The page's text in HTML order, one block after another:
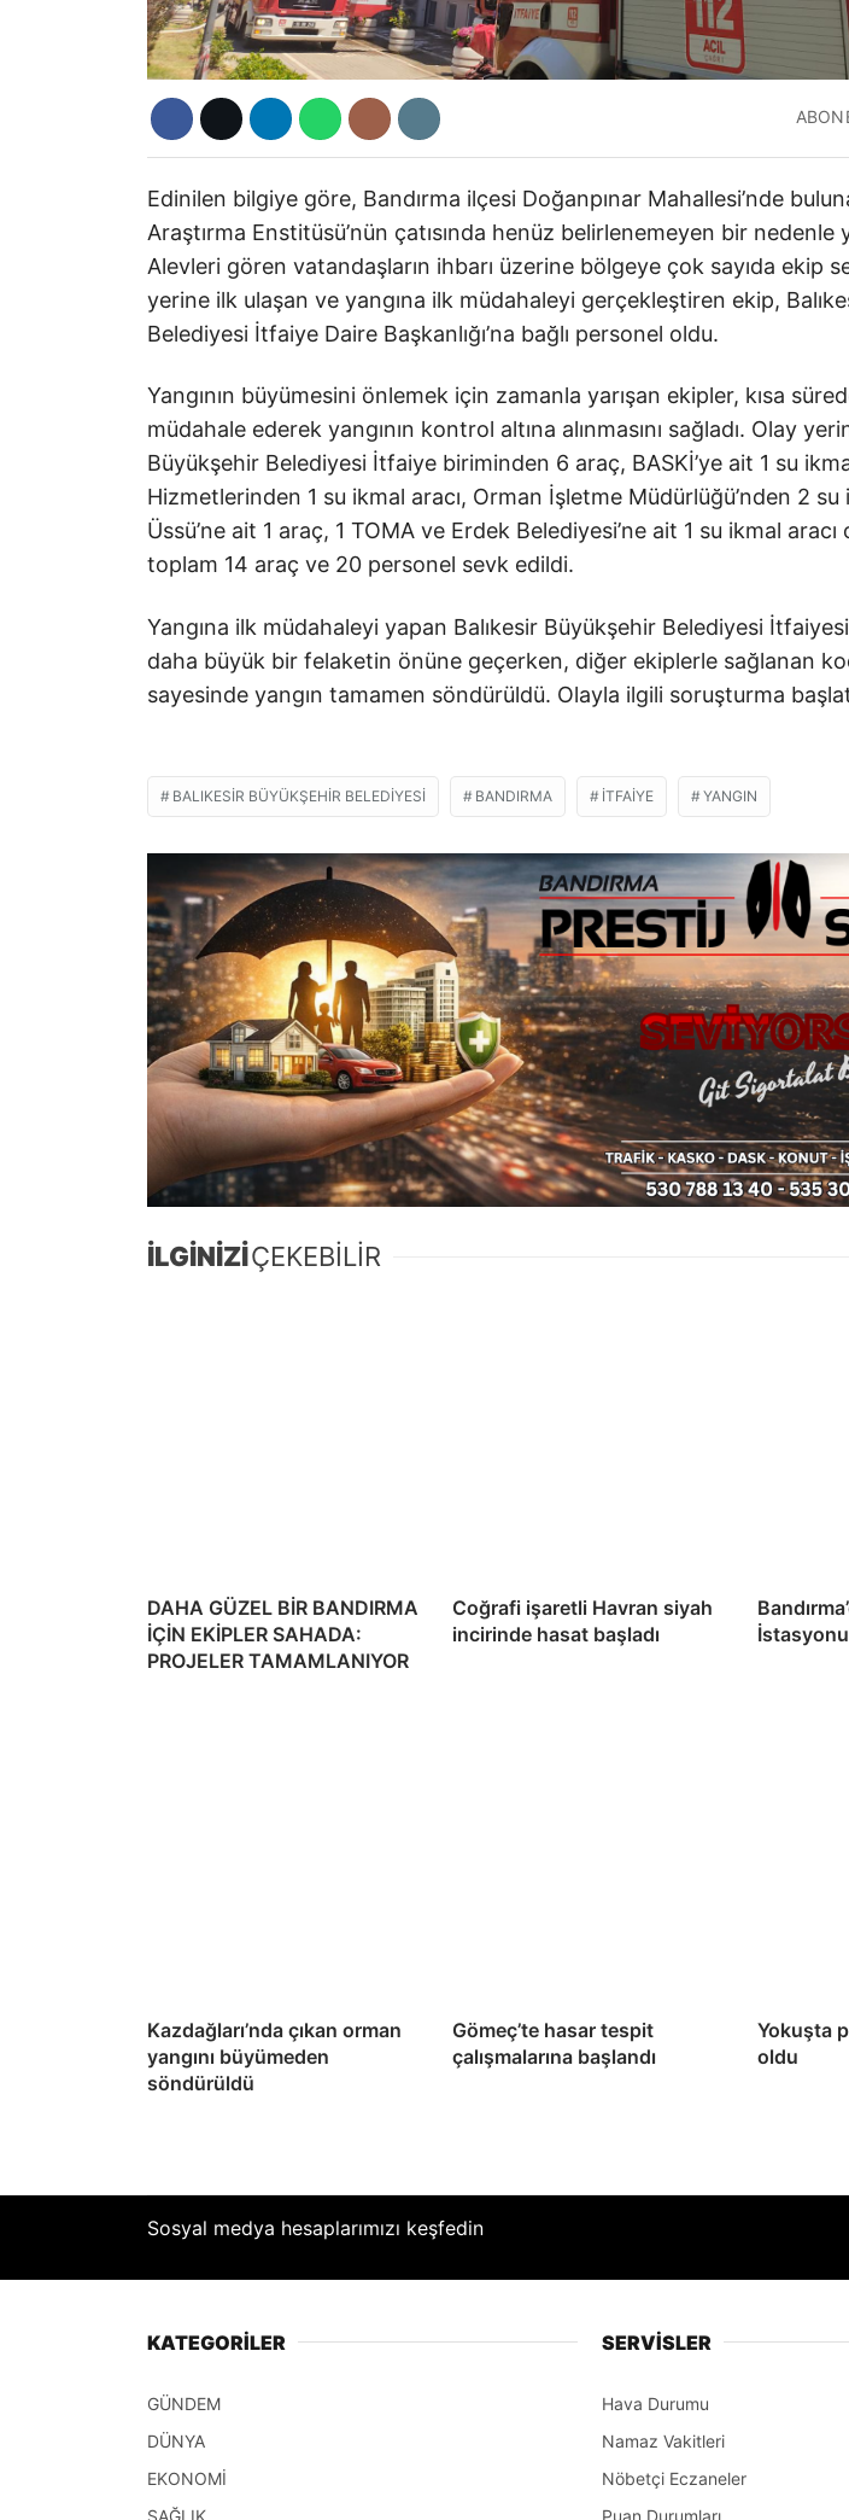
Edinilen bilgiye göre, Bandırma ilçesi Doğanpınar Mahallesi’nde
Araştırma Enstitüsü’nün çatısında henüz belirlenemeyen bir nedenle
Alevleri gören vatandaşların ihbarı üzerine bölgeye çok sayıda ekip
yerine ilk ulaşan ve yangına ilk müdahaleyi gerçekleştiren ekip,
Belediyesi İtfaiye Daire Başkanlığı’na bağlı personel oldu.
Yangının büyümesini önlemek için zamanla yarışan ekipler, kısa
müdahale ederek yangının kontrol altına alınmasını sağladı. Olay
Büyükşehir Belediyesi İtfaiye biriminden 6 araç, BASKİ’ye ait 1 su
Hizmetlerinden 1 su ikmal aracı, Orman İşletme Müdürlüğü’nden 2 su
Üssü’ne ait 1 araç, 1 TOMA ve Erdek Belediyesi’ne ait 1 su ikmal
toplam 14 araç ve 20 personel sevk edildi.
Yangına ilk müdahaleyi yapan Balıkesir Büyükşehir Belediyesi
daha büyük bir felaketin önüne geçerken, diğer ekiplerle sağlanan
sayesinde yangın tamamen söndürüldü. Olayla ilgili soruşturma
BALIKESIR BÜYÜKŞEHIR BELEDIYESI BANDIRMA İTFAIYE YANGIN
İLGİNİZİÇEKEBİLİR
DAHA GÜZEL BİR BANDIRMA
İÇİN EKİPLER SAHADA:
PROJELER TAMAMLANIYOR
Coğrafi işaretli Havran siyah
incirinde hasat başladı
Kazdağları’nda çıkan orman
yangını büyümeden
söndürüldü
Gömeç’te hasar tespit
çalışmalarına başlandı
Yokuşta
oldu
Sosyal medya hesaplarımızı keşfedin
KATEGORİLER
GÜNDEM
DÜNYA
EKONOMİ
SAĞLIK
SERVİSLER
Hava Durumu
Namaz Vakitleri
Nöbetçi Eczaneler
Puan Durumları